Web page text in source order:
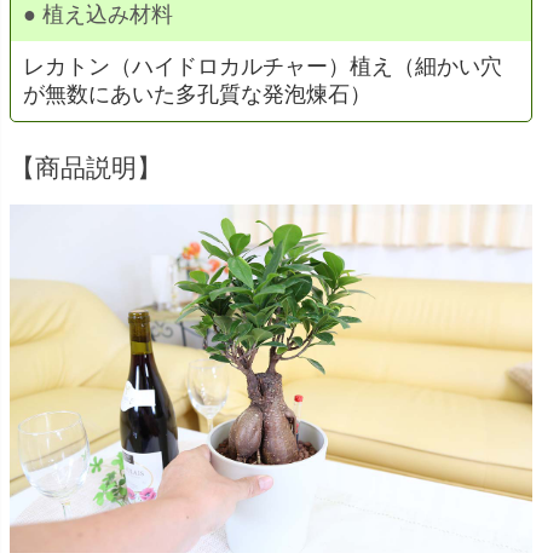
● 植え込み材料
レカトン（ハイドロカルチャー）植え（細かい穴
が無数にあいた多孔質な発泡煉石）
【商品説明】